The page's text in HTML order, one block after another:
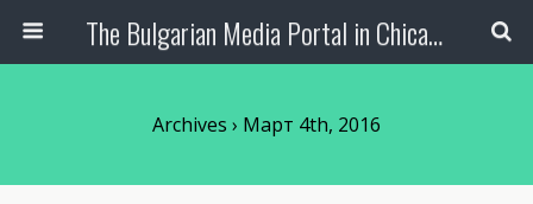
The Bulgarian Media Portal in Chicago
Archives › Март 4th, 2016